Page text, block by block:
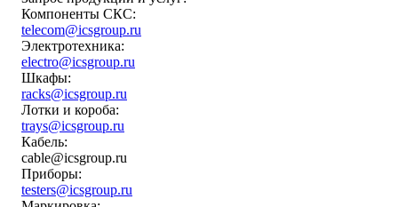
Компоненты СКС:
telecom@icsgroup.ru
Электротехника:
electro@icsgroup.ru
Шкафы:
racks@icsgroup.ru
Лотки и короба:
trays@icsgroup.ru
Кабель:
cable@icsgroup.ru
Приборы:
testers@icsgroup.ru